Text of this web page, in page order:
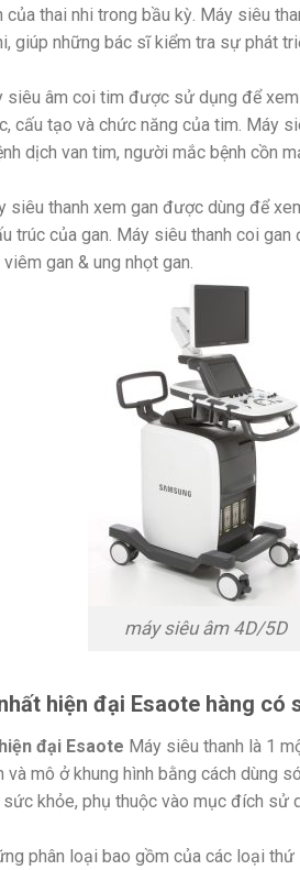
thai nhi trong bầu kỳ. Máy siêu
giúp những bác sĩ kiểm tra sự phát
siêu âm coi tim được sử dụng để
cấu tạo và chức năng của tim. Máy
dịch van tim, người mắc bệnh cồn
siêu thanh xem gan được dùng để
trúc của gan. Máy siêu thanh coi
gan & ung nhọt gan.
máy siêu âm 4D/5D
hiện đại Esaote hàng có
đại Esaote Máy siêu thanh là 1
và mô ở khung hình bằng cách dùng
khỏe, phụ thuộc vào mục đích sử
phân loại bao gồm của các loại thứ